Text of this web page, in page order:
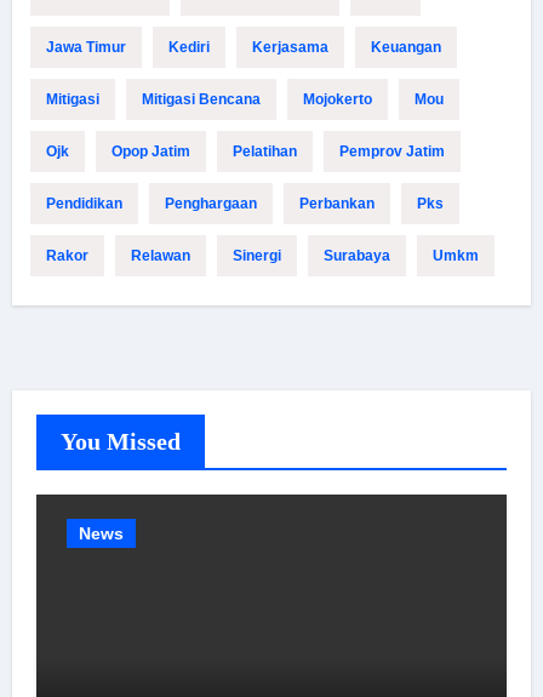
Jawa Timur Kediri Kerjasama Keuangan
Mitigasi Mitigasi Bencana Mojokerto Mou
Ojk Opop Jatim Pelatihan Pemprov Jatim
Pendidikan Penghargaan Perbankan Pks
Rakor Relawan Sinergi Surabaya Umkm
You Missed
News